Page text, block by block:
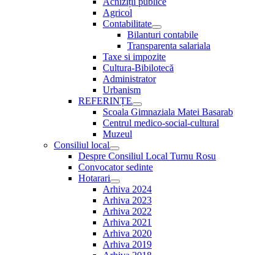
Agricol
Contabilitate
Show
sub
menu
Bilanturi contabile
Transparenta salariala
Taxe si impozite
Cultura-Bibilotecă
Administrator
Urbanism
REFERINȚE
Show
sub
menu
Scoala Gimnaziala Matei Basarab
Centrul medico-social-cultural
Muzeul
Consiliul local
Show
sub
menu
Despre Consiliul Local Turnu Rosu
Convocator sedinte
Hotarari
Show
sub
menu
Arhiva 2024
Arhiva 2023
Arhiva 2022
Arhiva 2021
Arhiva 2020
Arhiva 2019